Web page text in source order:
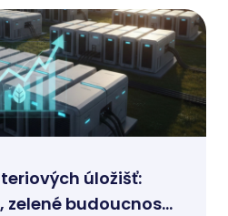
úložišť:
zelené budoucnosti